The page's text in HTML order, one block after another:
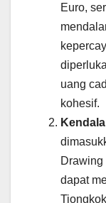
Euro,
uang
kohesif.
Drawing
dapat